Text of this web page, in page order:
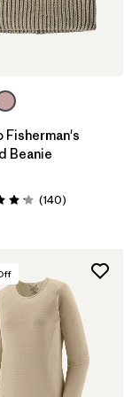
a la
Fisherman's
Beanie
4.1 / 5
(140Comentarios
)